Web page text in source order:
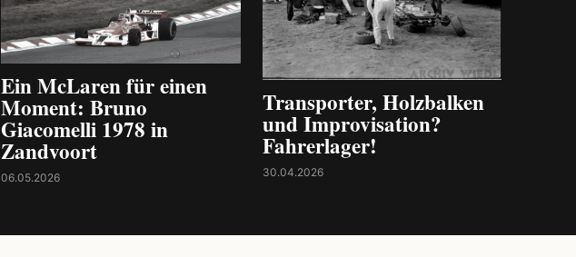
Ein McLaren für einen
Moment: Bruno
Giacomelli 1978 in
Zandvoort
06.05.2026
Transporter, Holzbalken
und Improvisation?
Fahrerlager!
30.04.2026